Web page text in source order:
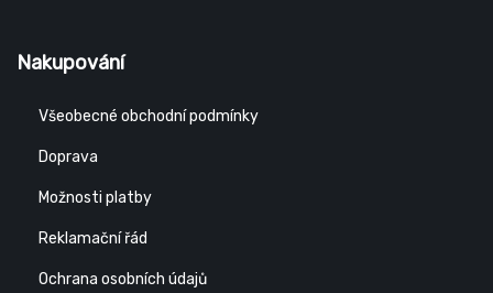
Nakupování
Všeobecné obchodní podmínky
Doprava
Možnosti platby
Reklamační řád
Ochrana osobních údajů